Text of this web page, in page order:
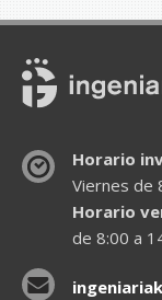
Horario
Viernes de
Horario
de 8:00 a